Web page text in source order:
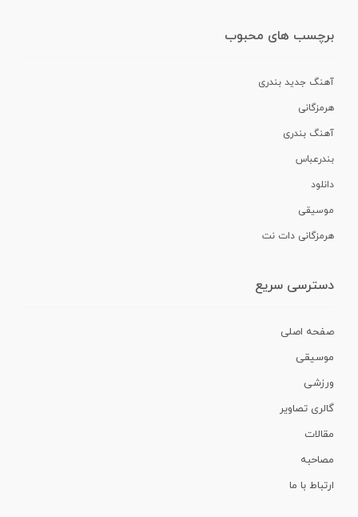
برچسب های محبوب
آهنگ جدید بندری
هرمزگانی
آهنگ بندری
بندرعباس
دانلود
موسیقی
هرمزگانی دات نت
دسترسی سریع
صفحه اصلی
موسیقی
ورزشی
گالری تصاویر
مقالات
مصاحبه
ارتباط با ما